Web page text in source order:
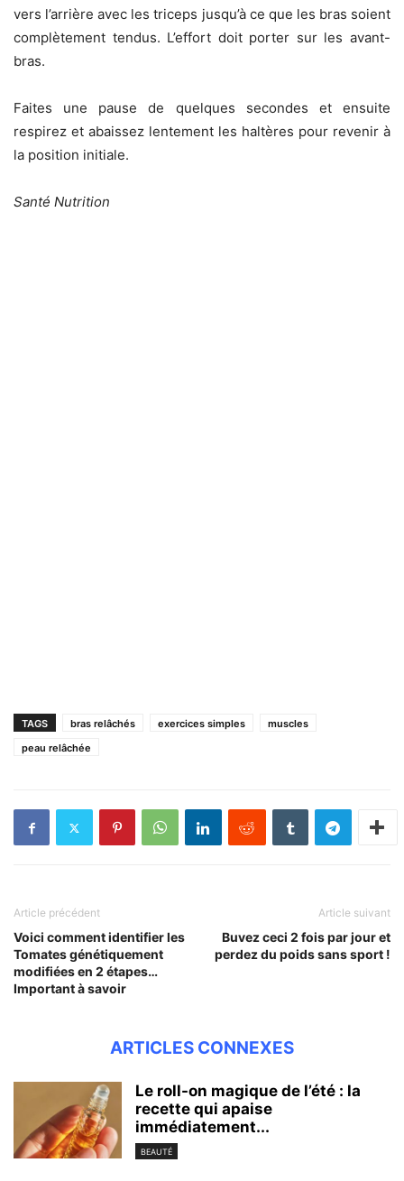
vers l’arrière avec les triceps jusqu’à ce que les bras soient
complètement tendus. L’effort doit porter sur les avant-
bras.
Faites une pause de quelques secondes et ensuite
respirez et abaissez lentement les haltères pour revenir à
la position initiale.
Santé Nutrition
TAGS bras relâchés exercices simples
muscles
peau relâchée
Article précédent
Voici comment identifier les
Tomates génétiquement
modifiées en 2 étapes…
Important à savoir
Article suivant
Buvez ceci 2 fois par jour et
perdez du poids sans sport !
ARTICLES CONNEXES
Le roll-on magique de l’été : la
recette qui apaise
immédiatement...
BEAUTÉ